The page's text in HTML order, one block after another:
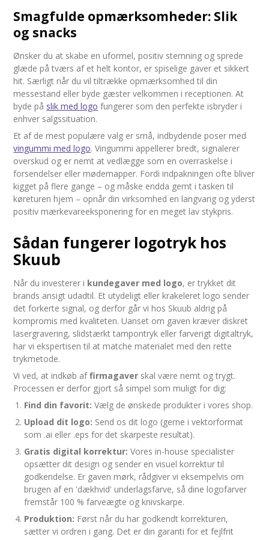
Smagfulde opmærksomheder: Slik
og snacks
Ønsker du at skabe en uformel, positiv stemning og sprede
glæde på tværs af et helt kontor, er spiselige gaver et sikkert
hit. Særligt når du vil tiltrække opmærksomhed til din
messestand eller byde gæster velkommen i receptionen. At
byde på slik med logo fungerer som den perfekte isbryder i
enhver salgssituation.
Et af de mest populære valg er små, indbydende poser med
vingummi med logo. Vingummi appellerer bredt, signalerer
overskud og er nemt at vedlægge som en overraskelse i
forsendelser eller mødemapper. Fordi indpakningen ofte bliver
kigget på flere gange – og måske endda gemt i tasken til
køreturen hjem – opnår din virksomhed en langvarig og yderst
positiv mærkevareeksponering for en meget lav stykpris.
Sådan fungerer logotryk hos
Skuub
Når du investerer i kundegaver med logo, er trykket dit
brands ansigt udadtil. Et utydeligt eller krakeleret logo sender
det forkerte signal, og derfor går vi hos Skuub aldrig på
kompromis med kvaliteten. Uanset om gaven kræver diskret
lasergravering, slidstærkt tampontryk eller farverigt digitaltryk,
har vi ekspertisen til at matche materialet med den rette
trykmetode.
Vi ved, at indkøb affirmagaver skal være nemt og trygt.
Processen er derfor gjort så simpel som muligt for dig:
Find din favorit: Vælg de ønskede produkter i vores shop.
Upload dit logo: Send os dit logo (gerne i vektorformat
som .ai eller .eps for det skarpeste resultat).
Gratis digital korrektur: Vores in-house specialister
opsætter dit design og sender en visuel korrektur til
godkendelse. Er gaven mørk, rådgiver vi eksempelvis om
brugen af en 'dækhvid' underlagsfarve, så dine logofarver
fremstår 100 % farveægte og knivskarpe.
Produktion: Først når du har godkendt korrekturen,
sætter vi ordren i gang. Det er din garanti for et fejlfrit